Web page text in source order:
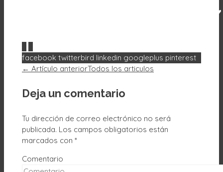
facebook twitterbird linkedin googleplus pinterest
← Artículo anteriorTodos los articulos
Deja un comentario
Tu dirección de correo electrónico no será
publicada. Los campos obligatorios están
marcados con *
Comentario